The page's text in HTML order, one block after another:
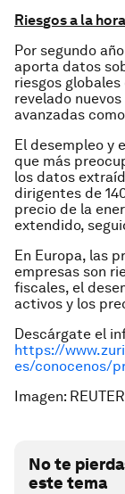
Riesgos a la
Por segundo
aporta datos
riesgos
revelado
avanzadas
El desempleo y
que más
los datos
dirigentes de
precio de la
extendido,
En Europa, las
empresas son
fiscales, el
activos y los
Descárgate el
https://
es/conocenos/
Imagen:
No te
este tema